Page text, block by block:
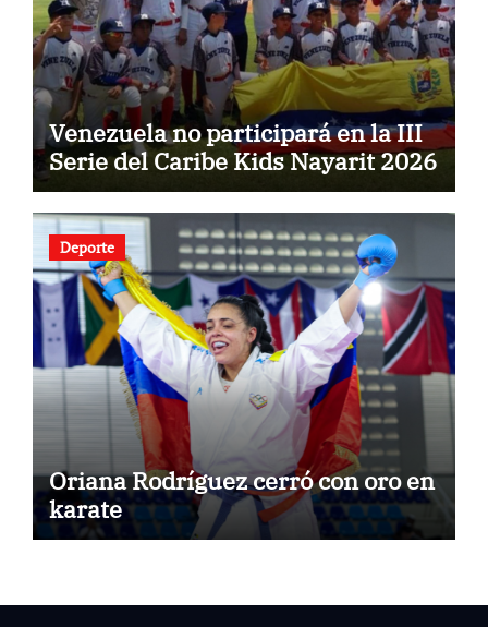
Venezuela no participará en la III
Serie del Caribe Kids Nayarit 2026
Deporte
Oriana Rodríguez cerró con oro en
karate